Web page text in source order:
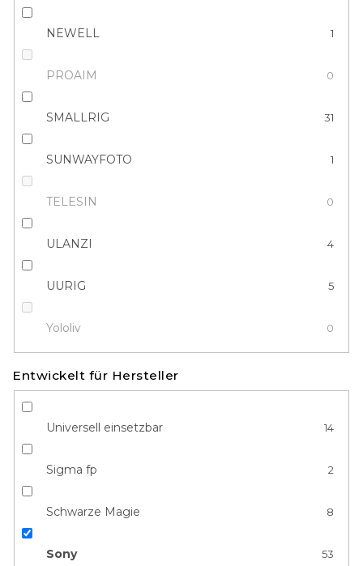
NEWELL 1
PROAIM 0
SMALLRIG 31
SUNWAYFOTO 1
TELESIN 0
ULANZI 4
UURIG 5
Yololiv 0
Entwickelt für Hersteller
Universell einsetzbar 14
Sigma fp 2
Schwarze Magie 8
Sony 53